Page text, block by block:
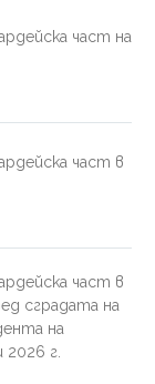
част на
част в
част в
сградата на
на
2026 г.